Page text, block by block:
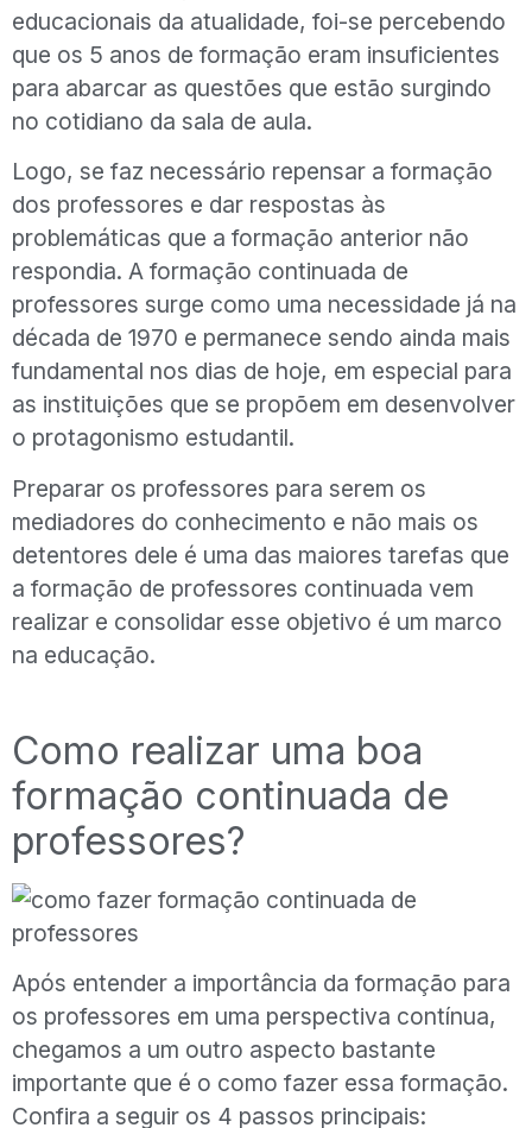
educacionais da atualidade, foi-se percebendo
que os 5 anos de formação eram insuficientes
para abarcar as questões que estão surgindo
no cotidiano da sala de aula.
Logo, se faz necessário repensar a formação
dos professores e dar respostas às
problemáticas que a formação anterior não
respondia. A formação continuada de
professores surge como uma necessidade já na
década de 1970 e permanece sendo ainda mais
fundamental nos dias de hoje, em especial para
as instituições que se propõem em desenvolver
o protagonismo estudantil.
Preparar os professores para serem os
mediadores do conhecimento e não mais os
detentores dele é uma das maiores tarefas que
a formação de professores continuada vem
realizar e consolidar esse objetivo é um marco
na educação.
Como realizar uma boa
formação continuada de
professores?
Após entender a importância da formação para
os professores em uma perspectiva contínua,
chegamos a um outro aspecto bastante
importante que é o como fazer essa formação.
Confira a seguir os 4 passos principais: